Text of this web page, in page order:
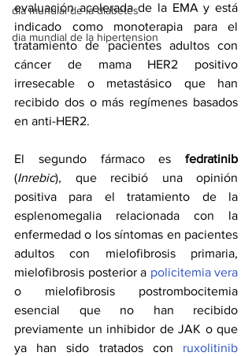
dia mundial de la diabetes
dia mundial de la hipertension
evaluación acelerada de la EMA y está
indicado como monoterapia para el
tratamiento de pacientes adultos con
cáncer de mama HER2 positivo
irresecable o metastásico que han
recibido dos o más regímenes basados
en anti-HER2.
El segundo fármaco es fedratinib
(Inrebic), que recibió una opinión
positiva para el tratamiento de la
esplenomegalia relacionada con la
enfermedad o los síntomas en pacientes
adultos con mielofibrosis primaria,
mielofibrosis posterior a policitemia vera
o mielofibrosis postrombocitemia
esencial que no han recibido
previamente un inhibidor de JAK o que
ya han sido tratados con ruxolitinib